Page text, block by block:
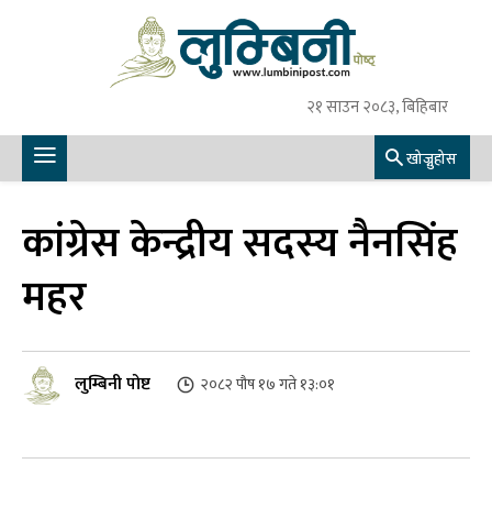
२१ साउन २०८३, बिहिबार
खोज्नुहोस
कांग्रेस केन्द्रीय सदस्य नैनसिंह
महर
लुम्बिनी पोष्ट २०८२ पौष १७ गते १३:०१